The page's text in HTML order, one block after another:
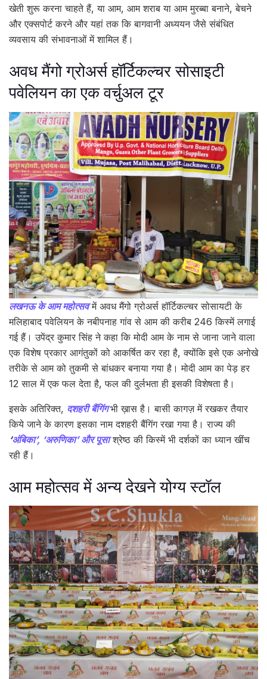
खेती शुरू करना चाहते हैं, या आम, आम शराब या आम मुरब्बा बनाने, बेचने
और एक्सपोर्ट करने और यहां तक कि बागवानी अध्ययन जैसे संबंधित
व्यवसाय की संभावनाओं में शामिल हैं।
अवध मैंगो ग्रोअर्स हॉर्टिकल्चर सोसाइटी
पवेलियन का एक वर्चुअल टूर
लखनऊ के आम महोत्सवमें अवध मैंगो ग्रोअर्स हॉर्टिकल्चर सोसायटी के
मलिहाबाद पवेलियन के नबीपनाह गांव से आम की करीब 246 किस्में लगाई
गई हैं। उपेंद्र कुमार सिंह ने कहा कि मोदी आम के नाम से जाना जाने वाला
एक विशेष प्रकार आगंतुकों को आकर्षित कर रहा है, क्योंकि इसे एक अनोखे
तरीके से आम को तुकमी से बांधकर बनाया गया है। मोदी आम का पेड़ हर
12 साल में एक फल देता है, फल की दुर्लभता ही इसकी विशेषता है।
इसके अतिरिक्त, दशहरी बैंगिंगभी ख़ास है। बासी कागज़ में रखकर तैयार
किये जाने के कारण इसका नाम दशहरी बैंगिंग रखा गया है। राज्य की
‘अंबिका’, ‘अरुणिका’ और पूसाश्रेष्ठ की किस्में भी दर्शकों का ध्यान खींच
रही हैं।
आम महोत्सव में अन्य देखने योग्य स्टॉल